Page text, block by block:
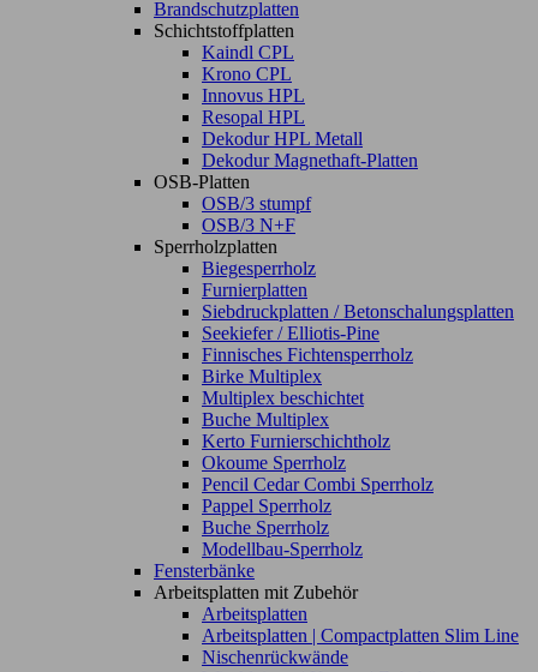
Brandschutzplatten
Schichtstoffplatten
Kaindl CPL
Krono CPL
Innovus HPL
Resopal HPL
Dekodur HPL Metall
Dekodur Magnethaft-Platten
OSB-Platten
OSB/3 stumpf
OSB/3 N+F
Sperrholzplatten
Biegesperrholz
Furnierplatten
Siebdruckplatten / Betonschalungsplatten
Seekiefer / Elliotis-Pine
Finnisches Fichtensperrholz
Birke Multiplex
Multiplex beschichtet
Buche Multiplex
Kerto Furnierschichtholz
Okoume Sperrholz
Pencil Cedar Combi Sperrholz
Pappel Sperrholz
Buche Sperrholz
Modellbau-Sperrholz
Fensterbänke
Arbeitsplatten mit Zubehör
Arbeitsplatten
Arbeitsplatten | Compactplatten Slim Line
Nischenrückwände